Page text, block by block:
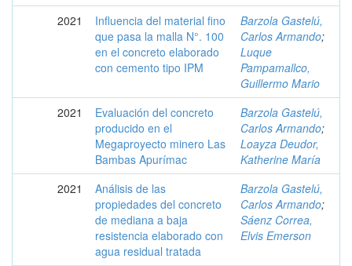
2021
Influencia del material fino
que pasa la malla N°. 100
en el concreto elaborado
con cemento tipo IPM
Barzola Gastelú,
Carlos Armando;
Luque
Pampamallco,
Guillermo Mario
2021
Evaluación del concreto
producido en el
Megaproyecto minero Las
Bambas Apurímac
Barzola Gastelú,
Carlos Armando;
Loayza Deudor,
Katherine María
2021
Análisis de las
propiedades del concreto
de mediana a baja
resistencia elaborado con
agua residual tratada
Barzola Gastelú,
Carlos Armando;
Sáenz Correa,
Elvis Emerson